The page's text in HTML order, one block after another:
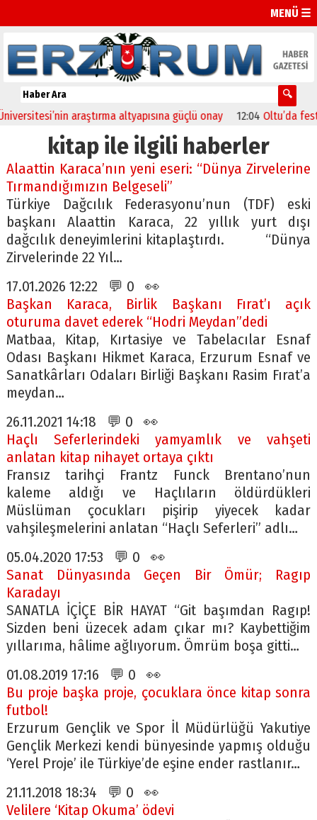
MENÜ ☰
araştırma altyapısına güçlü onay 12:04 Oltu’da festival
kitap ile ilgili haberler
Alaattin Karaca’nın yeni eseri: “Dünya Zirvelerine
Tırmandığımızın Belgeseli”
Türkiye Dağcılık Federasyonu’nun (TDF) eski
başkanı Alaattin Karaca, 22 yıllık yurt dışı
dağcılık deneyimlerini kitaplaştırdı. “Dünya
Zirvelerinde 22 Yıl…
17.01.2026 12:22 💬 0 👀
Başkan Karaca, Birlik Başkanı Fırat’ı açık
oturuma davet ederek “Hodri Meydan”dedi
Matbaa, Kitap, Kırtasiye ve Tabelacılar Esnaf
Odası Başkanı Hikmet Karaca, Erzurum Esnaf ve
Sanatkârları Odaları Birliği Başkanı Rasim Fırat’a
meydan…
26.11.2021 14:18 💬 0 👀
Haçlı Seferlerindeki yamyamlık ve vahşeti
anlatan kitap nihayet ortaya çıktı
Fransız tarihçi Frantz Funck Brentano’nun
kaleme aldığı ve Haçlıların öldürdükleri
Müslüman çocukları pişirip yiyecek kadar
vahşileşmelerini anlatan “Haçlı Seferleri” adlı…
05.04.2020 17:53 💬 0 👀
Sanat Dünyasında Geçen Bir Ömür; Ragıp
Karadayı
SANATLA İÇİÇE BİR HAYAT “Git başımdan Ragıp!
Sizden beni üzecek adam çıkar mı? Kaybettiğim
yıllarıma, hâlime ağlıyorum. Ömrüm boşa gitti…
01.08.2019 17:16 💬 0 👀
Bu proje başka proje, çocuklara önce kitap sonra
futbol!
Erzurum Gençlik ve Spor İl Müdürlüğü Yakutiye
Gençlik Merkezi kendi bünyesinde yapmış olduğu
‘Yerel Proje’ ile Türkiye’de eşine ender rastlanır…
21.11.2018 18:34 💬 0 👀
Velilere ‘Kitap Okuma’ ödevi